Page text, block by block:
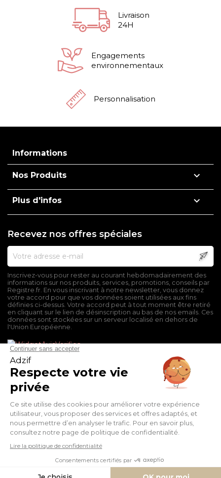
Livraison
24H
Engagements
environnementaux
Personnalisation
Informations
Nos Produits 
Plus d'infos 
Recevez nos offres spéciales
Inscrivez-vous pour rester au courant hebdomadairement des
informations sur nos produits, services, promotions, conseils par
Registre.fr. En vous inscrivant à notre newsletter, vous donnez
votre accord pour que vos données soient utilisées aux fins
définies ci-dessus. Votre accord peut à tout moment être retiré
en cliquant sur le lien de désinscription au bas de nos emails. Ces
données sont stockées sur un serveur localisé en dehors de
l'Union Européenne.
Conditions générales de vente
Politique de confidentialité
FacebookTwitter